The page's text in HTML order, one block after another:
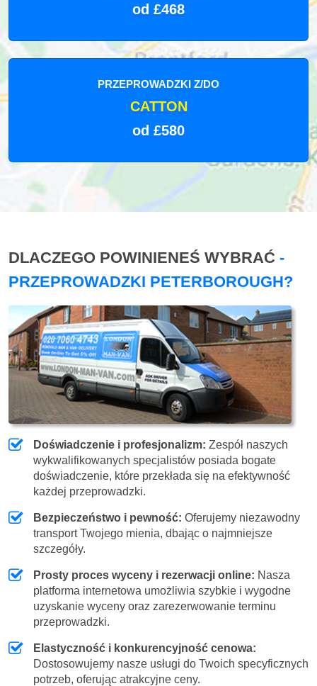
od £468
PRZEPROWADZKI Z/DO
CATTON
od £580
DLACZEGO POWINIENEŚ WYBRAĆ -
PRZEPROWADZKI PETERBOROUGH?
Doświadczenie i profesjonalizm: Zespół naszych
wykwalifikowanych specjalistów posiada bogate
doświadczenie, które przekłada się na efektywność
każdej przeprowadzki.
Bezpieczeństwo i pewność: Oferujemy niezawodny
transport Twojego mienia, dbając o najmniejsze
szczegóły.
Prosty proces wyceny i rezerwacji online: Nasza
platforma internetowa umożliwia szybkie i wygodne
uzyskanie wyceny oraz zarezerwowanie terminu
przeprowadzki.
Elastyczność i konkurencyjność cenowa:
Dostosowujemy nasze usługi do Twoich specyficznych
potrzeb, oferując atrakcyjne ceny.